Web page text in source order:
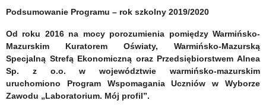
Podsumowanie Programu – rok szkolny 2019/2020
Od roku 2016 na mocy porozumienia pomiędzy Warmińsko-
Mazurskim Kuratorem Oświaty, Warmińsko-Mazurską
Specjalną Strefą Ekonomiczną oraz Przedsiębiorstwem Alnea
Sp. z o.o. w województwie warmińsko-mazurskim
uruchomiono Program Wspomagania Uczniów w Wyborze
Zawodu „Laboratorium. Mój profil”.
szkolnym
2019/2020